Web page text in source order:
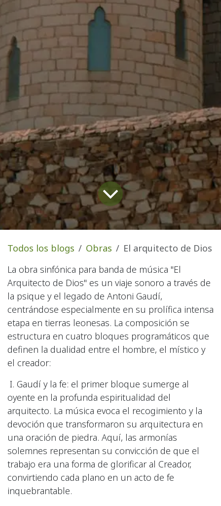
Todos los blogs Obras
El arquitecto de Dios
La obra sinfónica para banda de música "El
Arquitecto de Dios" es un viaje sonoro a través de
la psique y el legado de Antoni Gaudí,
centrándose especialmente en su prolífica intensa
etapa en tierras leonesas. La composición se
estructura en cuatro bloques programáticos que
definen la dualidad entre el hombre, el místico y
el creador:
I. Gaudí y la fe: el primer bloque sumerge al
oyente en la profunda espiritualidad del
arquitecto. La música evoca el recogimiento y la
devoción que transformaron su arquitectura en
una oración de piedra. Aquí, las armonías
solemnes representan su convicción de que el
trabajo era una forma de glorificar al Creador,
convirtiendo cada plano en un acto de fe
inquebrantable.